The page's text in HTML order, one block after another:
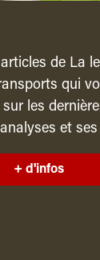
de La
qui
les
et
+ d'infos